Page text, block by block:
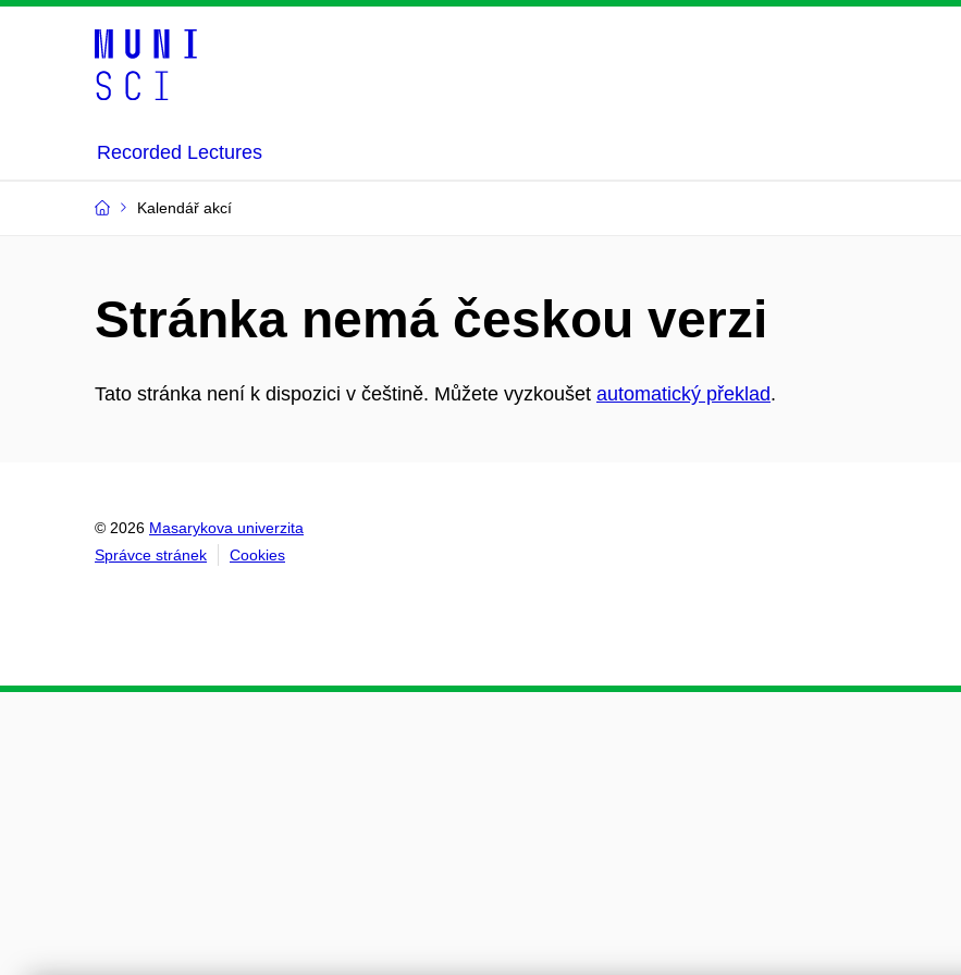
Recorded Lectures
Kalendář akcí
Stránka nemá českou verzi
Tato stránka není k dispozici v češtině. Můžete vyzkoušet automatický překlad.
© 2026 Masarykova univerzita
Správce stránek
Cookies